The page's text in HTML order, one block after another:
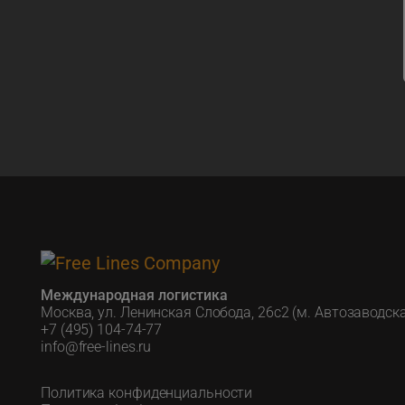
Международная логистика
Москва, ул. Ленинская Слобода, 26с2 (м.
+7 (495) 104-74-77
info@free-lines.ru
Политика конфиденциальности